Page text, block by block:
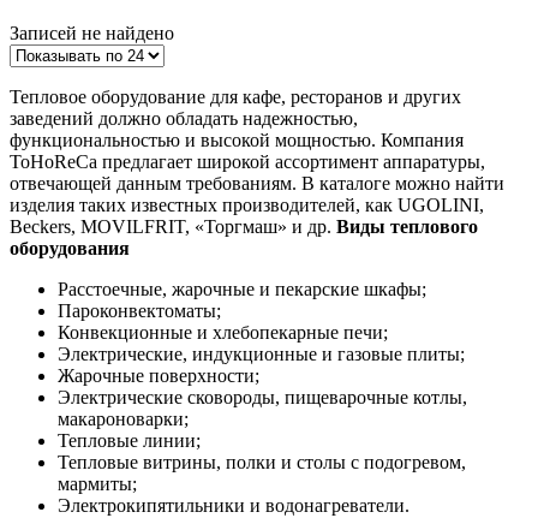
Записей не найдено
Тепловое оборудование для кафе, ресторанов и других
заведений должно обладать надежностью,
функциональностью и высокой мощностью. Компания
ToHoReCa предлагает широкой ассортимент аппаратуры,
отвечающей данным требованиям. В каталоге можно найти
изделия таких известных производителей, как UGOLINI,
Beckers, MOVILFRIT, «Торгмаш» и др. Виды теплового
оборудования
Расстоечные, жарочные и пекарские шкафы;
Пароконвектоматы;
Конвекционные и хлебопекарные печи;
Электрические, индукционные и газовые плиты;
Жарочные поверхности;
Электрические сковороды, пищеварочные котлы,
макароноварки;
Тепловые линии;
Тепловые витрины, полки и столы с подогревом,
мармиты;
Электрокипятильники и водонагреватели.